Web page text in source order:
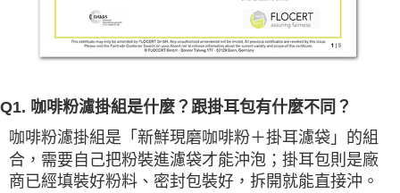
Q1. 咖啡粉濾掛組是什麼？跟掛耳包有什麼不同？
咖啡粉濾掛組是「新鮮現磨咖啡粉＋掛耳濾袋」的組
合，需要自己把粉裝進濾袋才能沖泡；掛耳包則是廠
商已經填裝好粉料、密封包裝好，拆開就能直接沖。